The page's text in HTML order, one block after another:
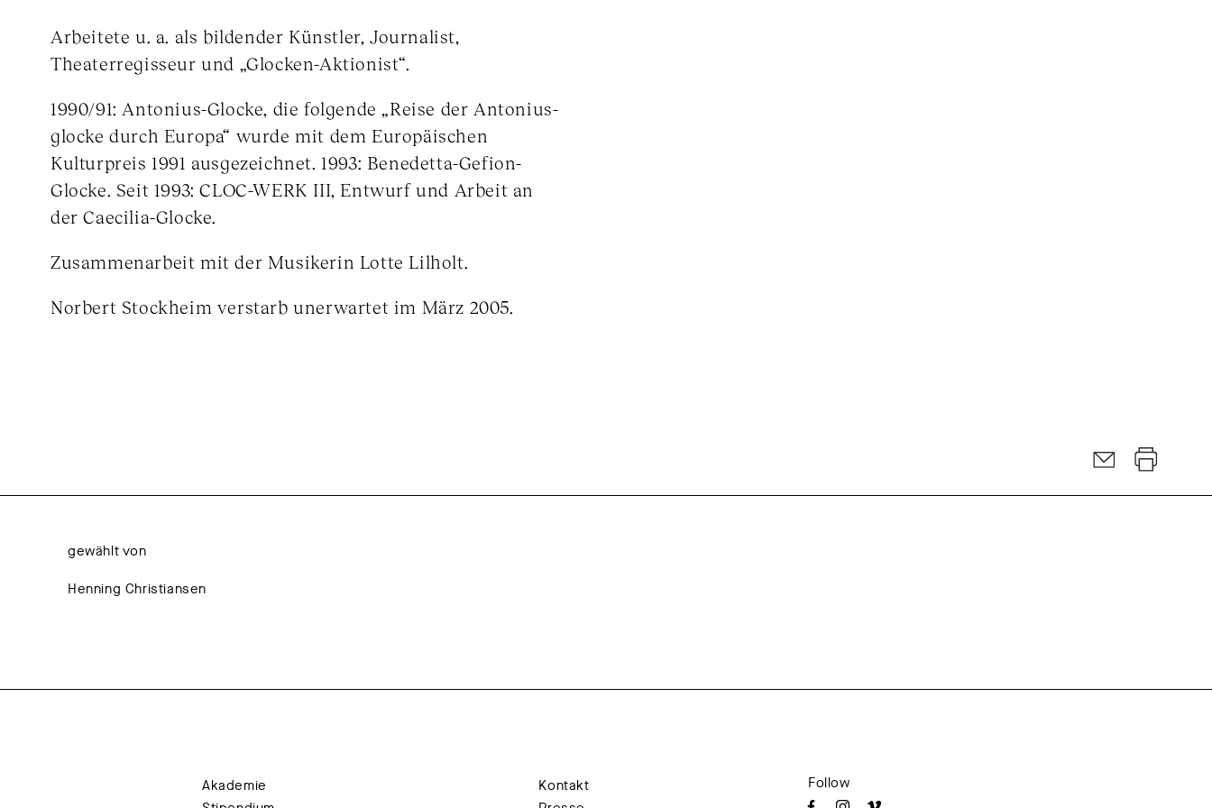
Arbeitete u. a. als bildender Künstler, Journalist,
Theaterregisseur und „Glocken-Aktionist“.
1990/91: Antonius-Glocke, die folgende „Reise der Antonius-
glocke durch Europa“ wurde mit dem Europäischen
Kulturpreis 1991 ausgezeichnet. 1993: Benedetta-Gefion-
Glocke. Seit 1993: CLOC-WERK III, Entwurf und Arbeit an
der Caecilia-Glocke.
Zusammenarbeit mit der Musikerin Lotte Lilholt.
Norbert Stockheim verstarb unerwartet im März 2005.
gewählt von
Henning Christiansen
Akademie
Kontakt
Follow